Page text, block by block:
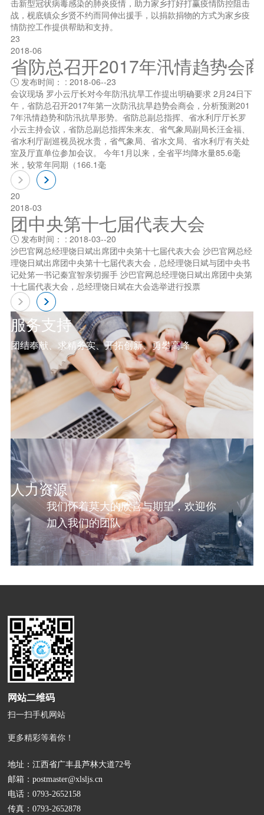
击新型冠状病毒感染的肺炎疫情，助力家乡打好打赢疫情防控阻击
战，枧底镇众乡贤不约而同伸出援手，以捐款捐物的方式为家乡疫
情防控工作提供帮助和支持。
23
2018-06
省防总召开2017年汛情趋势会
发布时间： : 2018-06--23
会议现场 罗小云厅长对今年防汛抗旱工作提出明确要求 2月24日下
午，省防总召开2017年第一次防汛抗旱趋势会商会，分析预测201
7年汛情趋势和防汛抗旱形势。省防总副总指挥、省水利厅厅长罗
小云主持会议，省防总副总指挥朱来友、省气象局副局长汪金福、
省水利厅副巡视员祝水贵，省气象局、省水文局、省水利厅有关处
室及厅直单位参加会议。 今年1月以来，全省平均降水量85.6毫
米，较常年同期（166.1毫
20
2018-03
团中央第十七届代表大会
发布时间： : 2018-03--20
沙巴官网总经理饶日斌出席团中央第十七届代表大会 沙巴官网总经
理饶日斌出席团中央第十七届代表大会，总经理饶日斌与团中央书
记处笫一书记秦宜智亲切握手 沙巴官网总经理饶日斌出席团中央第
十七届代表大会，总经理饶日斌在大会选举进行投票
服务支持
团结奉献、求精务实、开拓创新、勇攀高峰
人力资源
我们怀着莫大的欣喜与期望，欢迎你
加入我们的团队
网站二维码
扫一扫手机网站
更多精彩等着你！
地址：江西省广丰县芦林大道72号
邮箱：postmaster@xlsljs.cn
电话：0793-2652158
传真：0793-2652878